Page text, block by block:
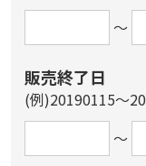
～
販売終了日
(例)20190115～
～